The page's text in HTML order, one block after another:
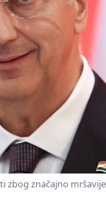
zbog značajno